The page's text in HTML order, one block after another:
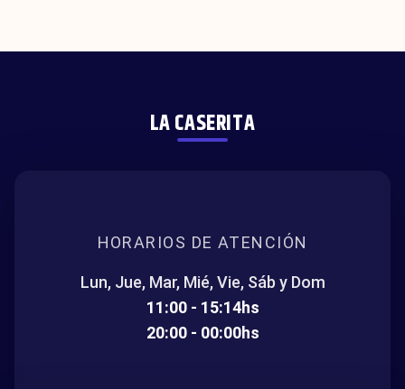
LA CASERITA
HORARIOS DE ATENCIÓN
Lun, Jue, Mar, Mié, Vie, Sáb y Dom
11:00 - 15:14hs
20:00 - 00:00hs